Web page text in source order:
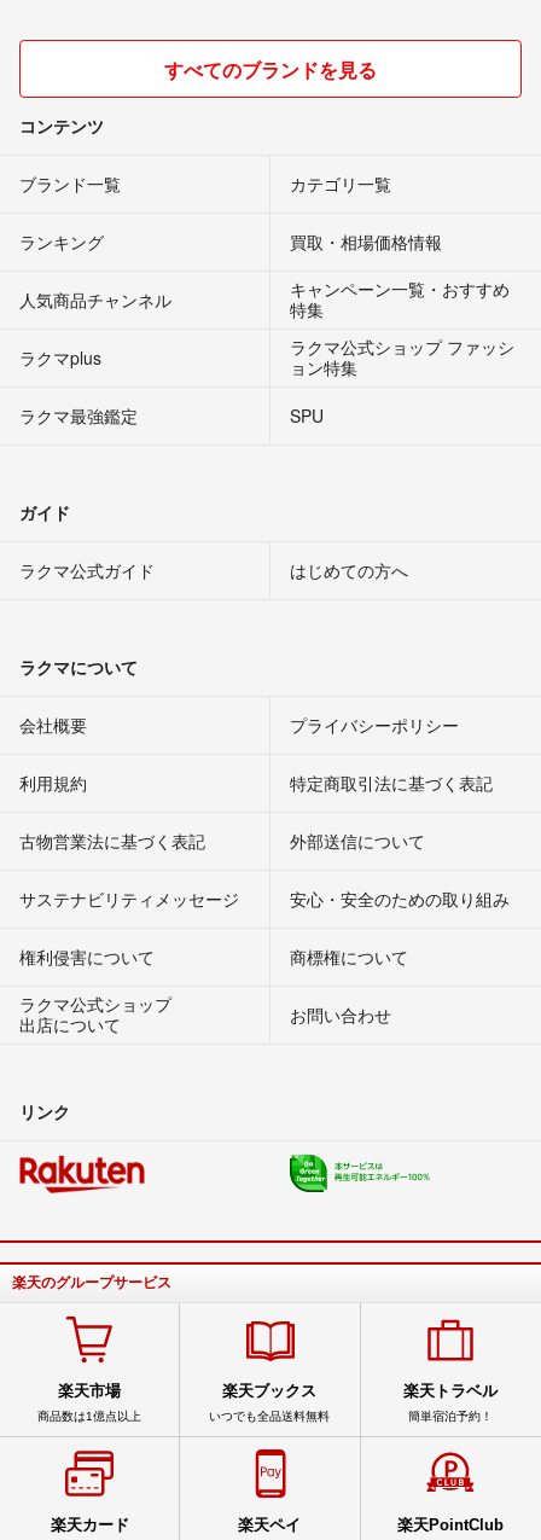
すべてのブランドを見る
コンテンツ
ブランド一覧 カテゴリ一覧
ランキング 買取・相場価格情報
人気商品チャンネル
キャンペーン一覧・おすすめ
特集
ラクマplus
ラクマ公式ショップ ファッシ
ョン特集
ラクマ最強鑑定
SPU
ガイド
ラクマ公式ガイド はじめての方へ
ラクマについて
会社概要 プライバシーポリシー
利用規約 特定商取引法に基づく表記
古物営業法に基づく表記 外部送信について
サステナビリティメッセージ 安心・安全のための取り組み
権利侵害について
商標権について
ラクマ公式ショップ
出店について
お問い合わせ
リンク
楽天のグループサービス
楽天市場
商品数は1億点以上
楽天ブックス
いつでも全品送料無料
楽天トラベル
簡単宿泊予約！
楽天カード 楽天ペイ 楽天PointClub